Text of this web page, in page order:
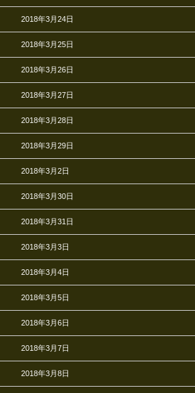
2018年3月24日
2018年3月25日
2018年3月26日
2018年3月27日
2018年3月28日
2018年3月29日
2018年3月2日
2018年3月30日
2018年3月31日
2018年3月3日
2018年3月4日
2018年3月5日
2018年3月6日
2018年3月7日
2018年3月8日